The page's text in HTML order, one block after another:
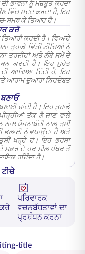
ਭਾਵਨਾ ਨੂੰ ਮਜ਼ਬੂਤ ਕਰਦਾ
ਵਿੱਚ ਮਦਦ ਕਰਦਾ ਹੈ, ਇਹ
ਸਮਝ ਕੇ ਤਿਆਰ ਹੈ।
ਕਰੋ
ਕਰਦੀ ਹੈ। ਵਿਆਹੇ
ਤੁਹਾਡੇ ਵਿੱਤੀ ਟੀਚਿਆਂ ਨੂੰ
ਤਰਜੀਹਾਂ ਅਤੇ ਲੰਬੇ ਸਮੇਂ ਦੇ
ਕਰਦੀ ਹੈ। ਇਹ ਸੁਚੇਤ
ਦੀ ਆਗਿਆ ਦਿੰਦੀ ਹੈ, ਇਹ
ਆਰਾਮ ਦੁਆਰਾ ਨਿਰਦੇਸ਼ਤ
ਜਾਂਦੀ ਹੈ। ਇਹ ਤੁਹਾਡੇ
ਤੱਕ ਲੈ ਜਾਣ ਵਾਲੇ
ਯੋਜਨਾਬੰਦੀ ਨਾਲ, ਤੁਸੀਂ
ਭਲਾਈ ਨੂੰ ਵਧਾਉਂਦਾ ਹੈ ਅਤੇ
ਖੜ੍ਹੇ ਹੋ। ਇਹ ਭਰੋਸਾ
ਦੇ ਸਫ਼ਰ ਦੇ ਹਰ ਮੀਲ ਪੱਥਰ ਤੋਂ
ਰਹਿੰਦਾ ਹੈ।
ਪਰਿਵਾਰਕ
ਵਚਨਬੱਧਤਾਵਾਂ ਦਾ
ਪ੍ਰਬੰਧਨ ਕਰਨਾ
title